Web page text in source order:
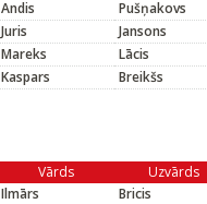
Andis Pušņakovs
Juris Jansons
Mareks Lācis
Kaspars Breikšs
Vārds Uzvārds
Ilmārs
Bricis